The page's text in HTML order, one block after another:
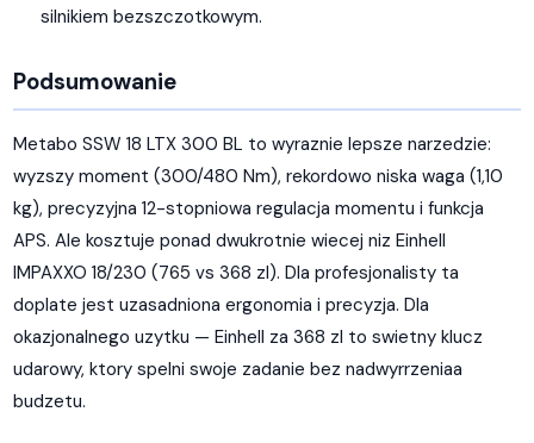
silnikiem bezszczotkowym.
Podsumowanie
Metabo SSW 18 LTX 300 BL to wyraznie lepsze narzedzie:
wyzszy moment (300/480 Nm), rekordowo niska waga (1,10
kg), precyzyjna 12-stopniowa regulacja momentu i funkcja
APS. Ale kosztuje ponad dwukrotnie wiecej niz Einhell
IMPAXXO 18/230 (765 vs 368 zl). Dla profesjonalisty ta
doplate jest uzasadniona ergonomia i precyzja. Dla
okazjonalnego uzytku — Einhell za 368 zl to swietny klucz
udarowy, ktory spelni swoje zadanie bez nadwyrrzeniaa
budzetu.